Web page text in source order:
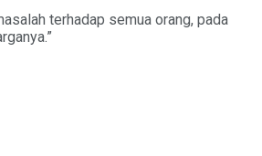
terhadap semua orang, pada